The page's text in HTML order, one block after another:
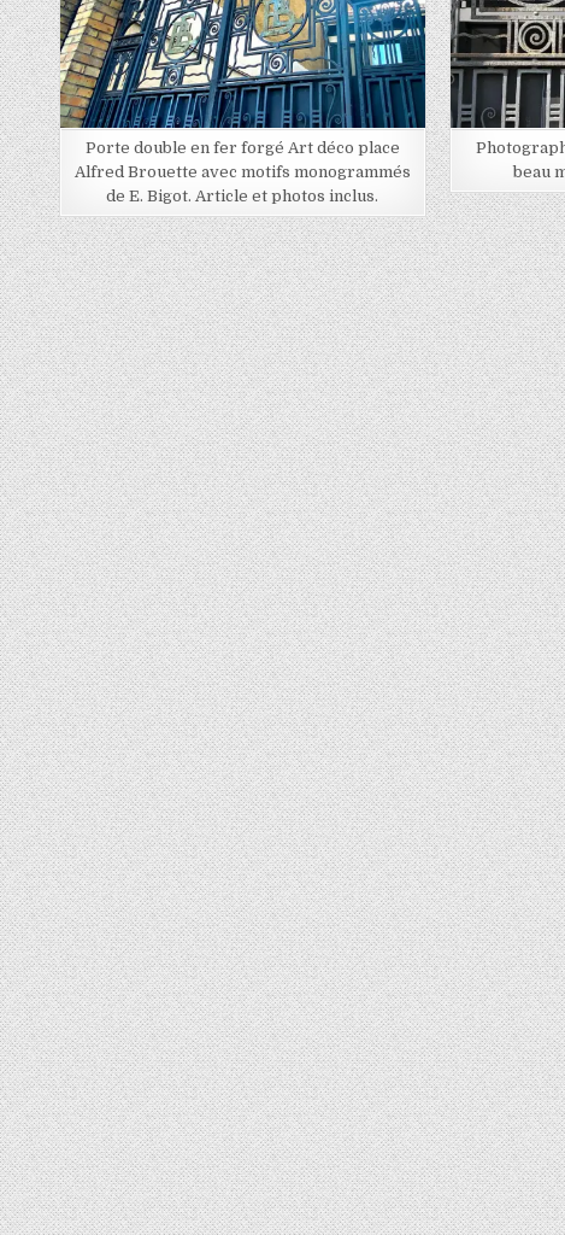
Porte double en fer forgé Art déco place
Alfred Brouette avec motifs monogrammés
de E. Bigot. Article et photos inclus.
beau